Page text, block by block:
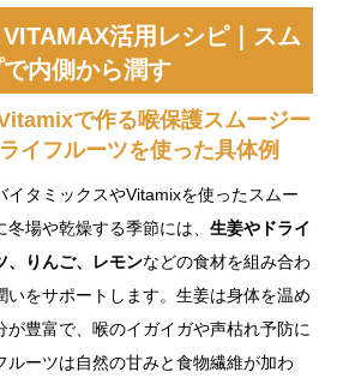
活用レシピ｜スム
内側から潤す
で作る喉保護スムージー
イフルーツを使った具体例
イタミックスやVitamixを使ったスムー
場や乾燥する季節には、 生姜やドライ
、りんご、レモンなどの食材を組み合わ
いをサポートします。生姜は身体を温め
が豊富で、喉のイガイガや声枯れ予防に
ルーツは自然の甘みと食物繊維が加わ